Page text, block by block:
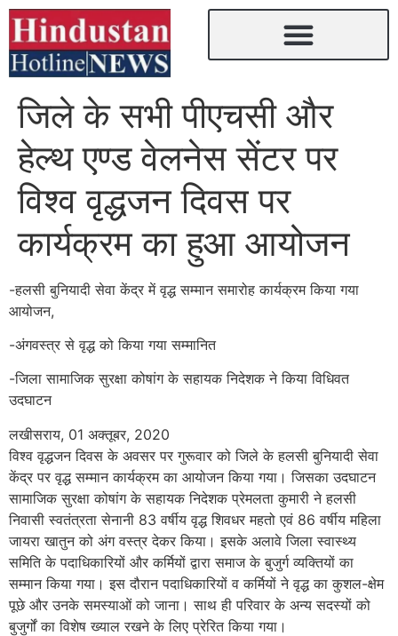
जिले के सभी पीएचसी और
हेल्थ एण्ड वेलनेस सेंटर पर
विश्व वृद्धजन दिवस पर
कार्यक्रम का हुआ आयोजन
-हलसी बुनियादी सेवा केंद्र में वृद्ध सम्मान समारोह कार्यक्रम किया गया
आयोजन,
-अंगवस्त्र से वृद्ध को किया गया सम्मानित
-जिला सामाजिक सुरक्षा कोषांग के सहायक निदेशक ने किया विधिवत
उदघाटन
लखीसराय, 01 अक्तूबर, 2020
विश्व वृद्धजन दिवस के अवसर पर गुरूवार को जिले के हलसी बुनियादी सेवा
केंद्र पर वृद्ध सम्मान कार्यक्रम का आयोजन किया गया। जिसका उदघाटन
सामाजिक सुरक्षा कोषांग के सहायक निदेशक प्रेमलता कुमारी ने हलसी
निवासी स्वतंत्रता सेनानी 83 वर्षीय वृद्ध शिवधर महतो एवं 86 वर्षीय महिला
जायरा खातुन को अंग वस्त्र देकर किया। इसके अलावे जिला स्वास्थ्य
समिति के पदाधिकारियों और कर्मियों द्वारा समाज के बुजुर्ग व्यक्तियों का
सम्मान किया गया। इस दौरान पदाधिकारियों व कर्मियों ने वृद्ध का कुशल-क्षेम
पूछे और उनके समस्याओं को जाना। साथ ही परिवार के अन्य सदस्यों को
बुजुर्गों का विशेष ख्याल रखने के लिए प्रेरित किया गया।